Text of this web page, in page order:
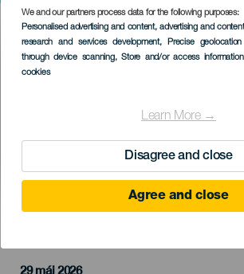
We and our partners process data for the following purposes:
Personalised advertising and content, advertising and
research and services development, Precise
through device scanning, Store and/or access
cookies
Learn More →
Disagree and close
Agree and close
Imagen
Listado
29 máj 2026